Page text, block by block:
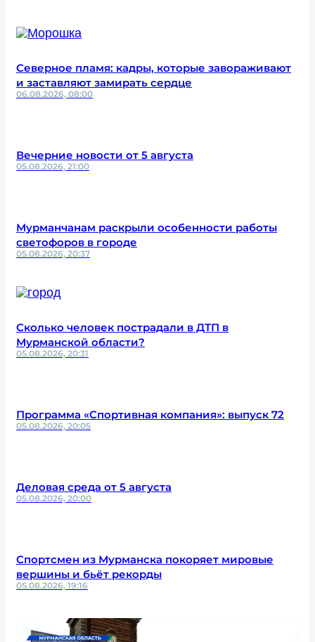
Северное пламя: кадры, которые завораживают
и заставляют замирать сердце
06.08.2026, 08:00
Вечерние новости от 5 августа
05.08.2026, 21:00
Мурманчанам раскрыли особенности работы
светофоров в городе
05.08.2026, 20:37
Сколько человек пострадали в ДТП в
Мурманской области?
05.08.2026, 20:31
Программа «Спортивная компания»: выпуск 72
05.08.2026, 20:05
Деловая среда от 5 августа
05.08.2026, 20:00
Спортсмен из Мурманска покоряет мировые
вершины и бьёт рекорды
05.08.2026, 19:16